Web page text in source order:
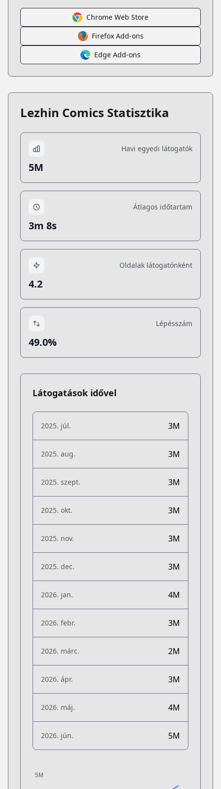
Chrome Web Store
Firefox Add-ons
Edge Add-ons
Lezhin Comics Statisztika
Havi egyedi látogatók
5M
Átlagos időtartam
3m 8s
Oldalak látogatónként
4.2
Lépésszám
49.0%
Látogatások idővel
2025. júl. 3M
2025. aug. 3M
2025. szept. 3M
2025. okt. 3M
2025. nov. 3M
2025. dec. 3M
2026. jan. 4M
2026. febr. 3M
2026. márc. 2M
2026. ápr. 3M
2026. máj. 4M
2026. jún. 5M